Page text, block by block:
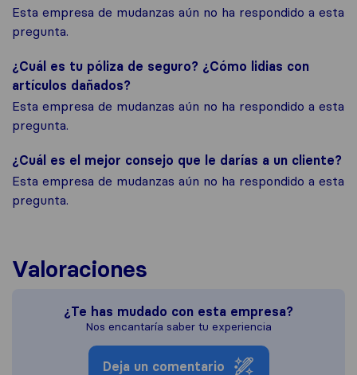
Esta empresa de mudanzas aún no ha respondido a esta
pregunta.
¿Cuál es tu póliza de seguro? ¿Cómo lidias con
artículos dañados?
Esta empresa de mudanzas aún no ha respondido a esta
pregunta.
¿Cuál es el mejor consejo que le darías a un cliente?
Esta empresa de mudanzas aún no ha respondido a esta
pregunta.
Valoraciones
¿Te has mudado con esta empresa?
Nos encantaría saber tu experiencia
Deja un comentario